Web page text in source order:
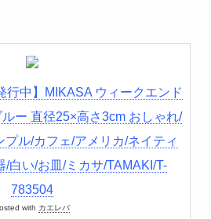
行中】MIKASA ウィークエンド
ー 直径25×高さ3cm おしゃれ/
ル/カフェ/アメリカ/ネイティ
/白い/お皿/ミカサ/TAMAKI/T-
783504
with カエレバ